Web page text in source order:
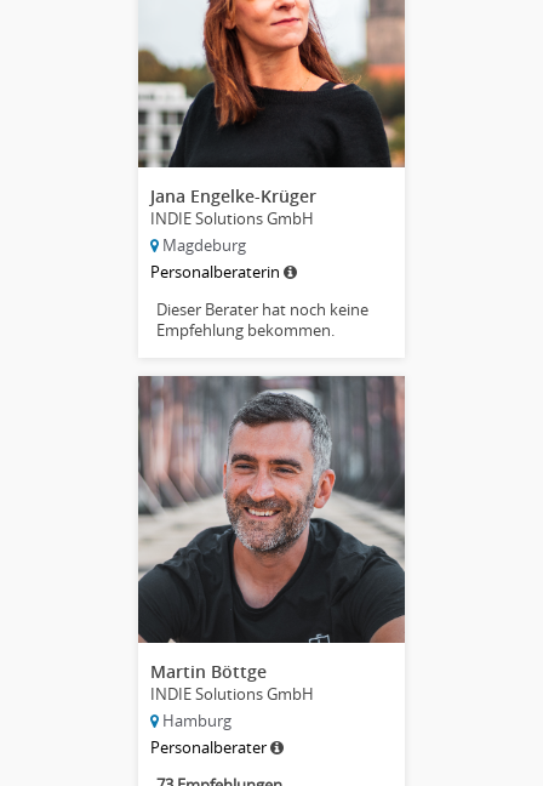
Jana Engelke-Krüger
INDIE Solutions GmbH
Magdeburg
Personalberaterin
Dieser Berater hat noch keine
Empfehlung bekommen.
Martin Böttge
INDIE Solutions GmbH
Hamburg
Personalberater